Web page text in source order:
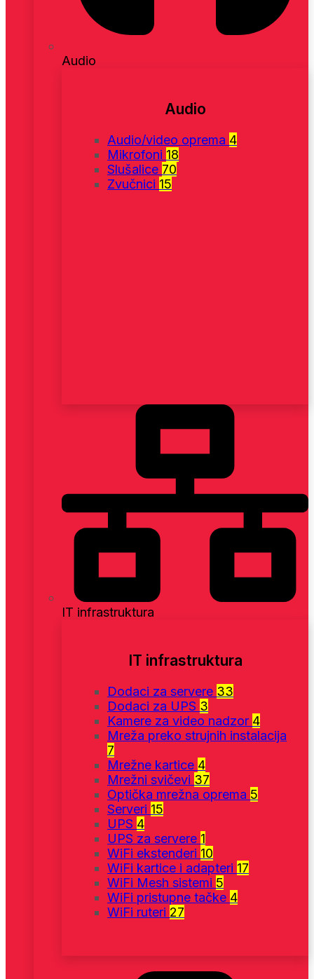
Audio
Audio
Audio/video oprema 4
Mikrofoni 18
Slušalice 70
Zvučnici 15
IT infrastruktura
IT infrastruktura
Dodaci za servere 33
Dodaci za UPS 3
Kamere za video nadzor 4
Mreža preko strujnih instalacija
7
Mrežne kartice 4
Mrežni svičevi 37
Optička mrežna oprema 5
Serveri 15
UPS 4
UPS za servere 1
WiFi ekstenderi 10
WiFi kartice i adapteri 17
WiFi Mesh sistemi 5
WiFi pristupne tačke 4
WiFi ruteri 27